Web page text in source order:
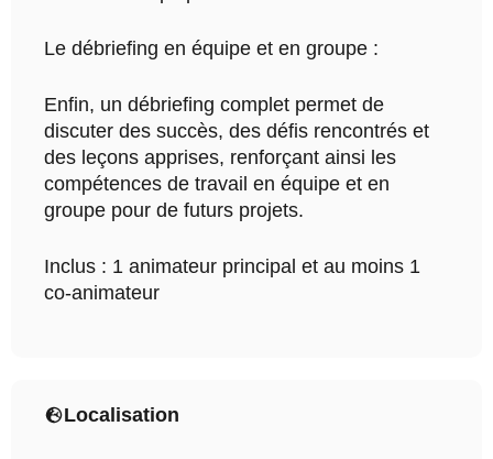
Le débriefing en équipe et en groupe :
Enfin, un débriefing complet permet de
discuter des succès, des défis rencontrés et
des leçons apprises, renforçant ainsi les
compétences de travail en équipe et en
groupe pour de futurs projets.
Inclus : 1 animateur principal et au moins 1
co-animateur
Localisation